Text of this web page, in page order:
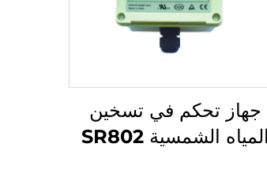
جهاز تحكم في تسخين
المياه الشمسية SR802